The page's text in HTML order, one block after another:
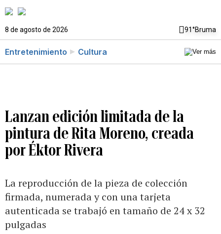
8 de agosto de 2026 91°Bruma
Entretenimiento Cultura
Lanzan edición limitada de la
pintura de Rita Moreno, creada
por Éktor Rivera
La reproducción de la pieza de colección
firmada, numerada y con una tarjeta
autenticada se trabajó en tamaño de 24 x 32
pulgadas